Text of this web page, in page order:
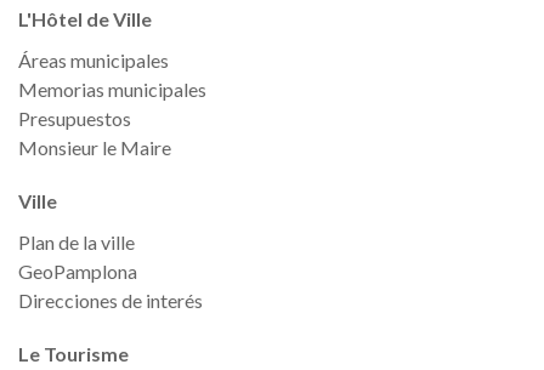
L'Hôtel de Ville
Áreas municipales
Memorias municipales
Presupuestos
Monsieur le Maire
Ville
Plan de la ville
GeoPamplona
Direcciones de interés
Le Tourisme